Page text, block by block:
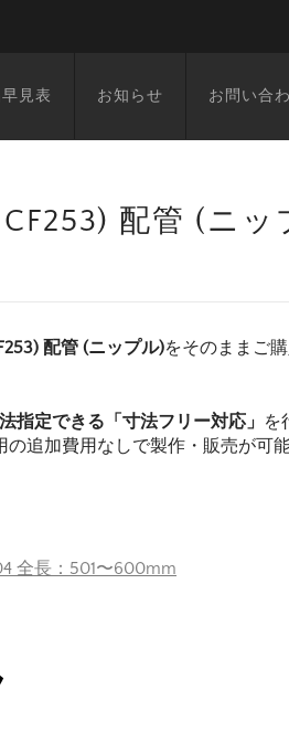
見表 お知らせ お問い合
配管 (ニ
配管 (ニップル)をそのままご
指定できる「寸法フリー対応」 を
追加費用なしで製作・販売が可
全長：501〜600mm